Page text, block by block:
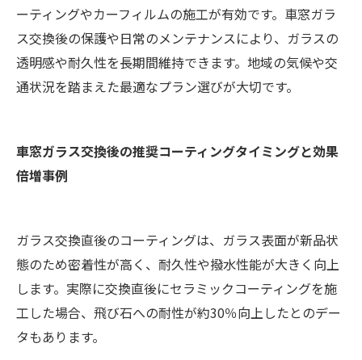
ーティングやカーフィルムの施工が有効です。車窓ガラ
ス交換後の保護や日常のメンテナンスにより、ガラスの
透明感や耐久性を長期間維持できます。地域の気候や交
通状況を踏まえた最適なプラン選びが大切です。
車窓ガラス交換後の推奨コーティングタイミングと効果
倍増事例
ガラス交換直後のコーティングは、ガラス表面が新品状
態のため密着性が高く、耐久性や撥水性能が大きく向上
します。実際に交換直後にセラミックコーティングを施
工した場合、飛び石への耐性が約30％向上したとのデー
タもあります。